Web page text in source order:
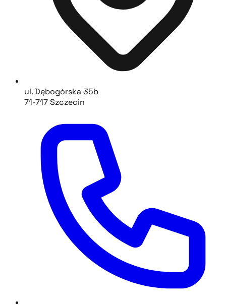
ul. Dębogórska 35b
71-717 Szczecin